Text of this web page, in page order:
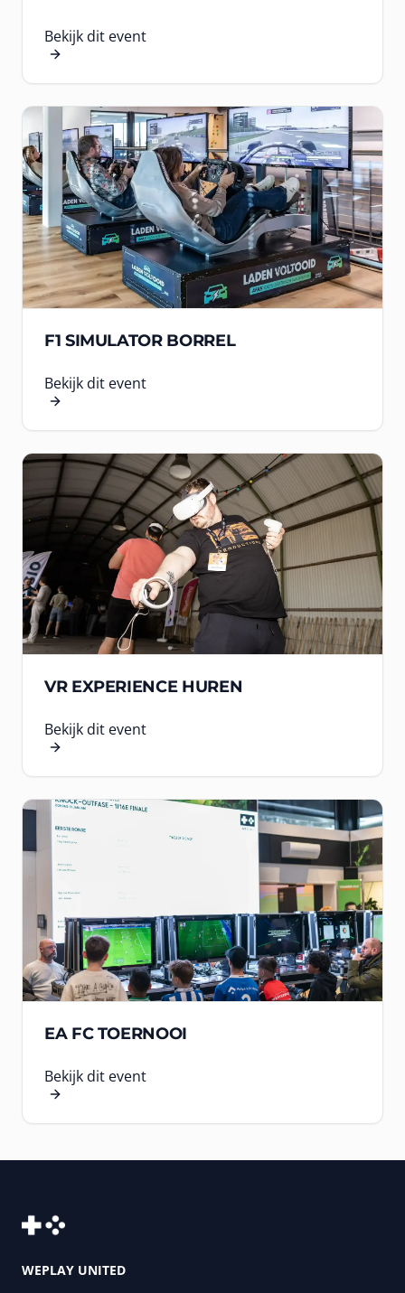
Bekijk dit event
F1 SIMULATOR BORREL
Bekijk dit event
VR EXPERIENCE HUREN
Bekijk dit event
EA FC TOERNOOI
Bekijk dit event
WEPLAY UNITED